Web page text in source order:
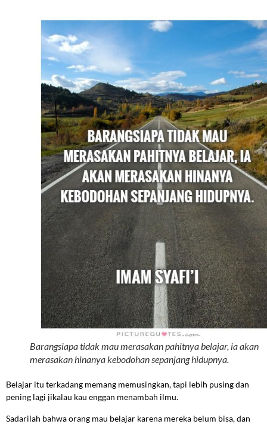
Barangsiapa tidak mau merasakan pahitnya belajar, ia akan
merasakan hinanya kebodohan sepanjang hidupnya.
Belajar itu terkadang memang memusingkan, tapi lebih pusing dan
pening lagi jikalau kau enggan menambah ilmu.
Sadarilah bahwa orang mau belajar karena mereka belum bisa, dan